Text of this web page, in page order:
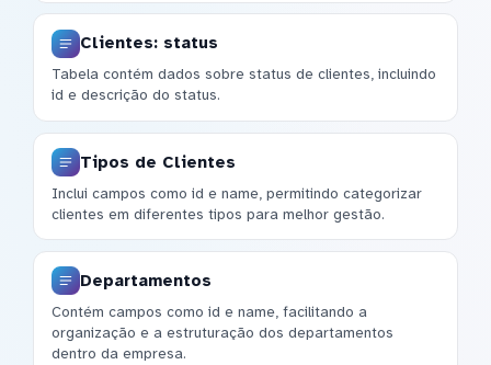
Clientes: status
Tabela contém dados sobre status de clientes, incluindo
id e descrição do status.
Tipos de Clientes
Inclui campos como id e name, permitindo categorizar
clientes em diferentes tipos para melhor gestão.
Departamentos
Contém campos como id e name, facilitando a
organização e a estruturação dos departamentos
dentro da empresa.